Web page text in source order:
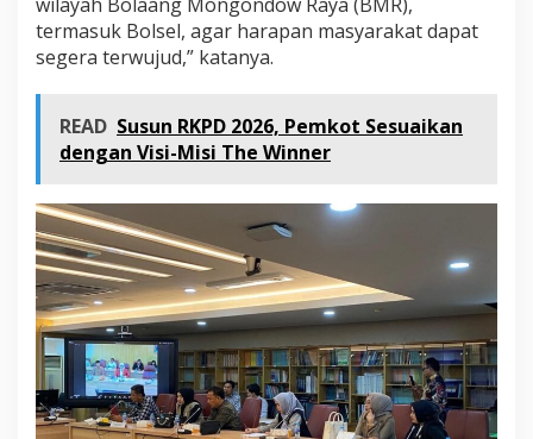
termasuk Bolsel, agar harapan masyarakat dapat
segera terwujud,” katanya.
READ Susun RKPD 2026, Pemkot Sesuaikan
dengan Visi-Misi The Winner